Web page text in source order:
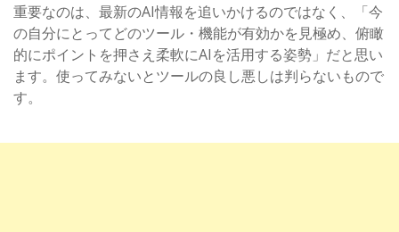
重要なのは、最新のAI情報を追いかけるのではなく、「今
の自分にとってどのツール・機能が有効かを見極め、俯瞰
的にポイントを押さえ柔軟にAIを活用する姿勢」だと思い
ます。使ってみないとツールの良し悪しは判らないもので
す。